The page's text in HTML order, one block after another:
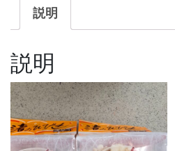
い
セ
ッ
ト
（紅
タ
説明
説明